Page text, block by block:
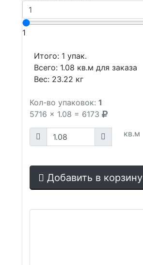
1
Итого: 1 упак.
Всего: 1.08 кв.м для заказа
Вес: 23.22 кг
Кол-во упаковок: 1
5716 x 1.08 = 6173
кв.м
Добавить в корзину